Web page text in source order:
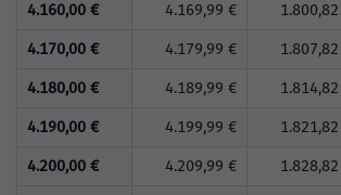
4.160,00 € 4.169,99 €
4.170,00 € 4.179,99 €
4.180,00 € 4.189,99 €
4.190,00 € 4.199,99 €
4.200,00 € 4.209,99 €